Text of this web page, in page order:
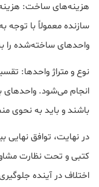
هزینه‌های ساخت:
سازنده معمولاً با توجه
واحدهای ساخته‌شده
نوع و متراژ واحدها:
انجام می‌شود.
باشند و باید به نحوی
در نهایت، توافق
کتبی و تحت نظارت
اختلاف در آینده